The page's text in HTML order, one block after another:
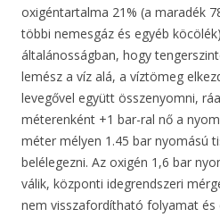
oxigéntartalma 21% (a maradék
többi nemesgáz és egyéb
általánosságban, hogy
lemész a víz alá, a víztömeg
levegővel együtt összenyomni,
méterenként +1 bar-ral nő a
méter mélyen 1.45 bar nyomású
belélegezni. Az oxigén 1,6 bar
válik, központi idegrendszeri
nem visszafordítható folyamat és